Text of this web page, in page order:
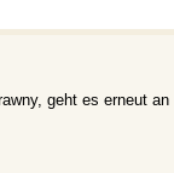
geht es erneut an